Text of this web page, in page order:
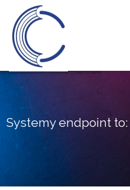
Systemy endpoint to: